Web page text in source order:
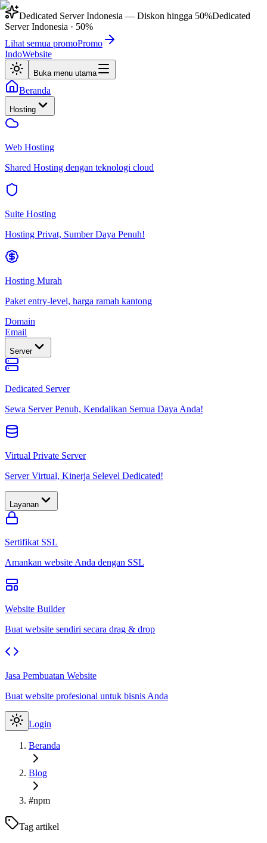
Dedicated Server Indonesia — Diskon hingga 50%Dedicated
Server Indonesia · 50%
Lihat semua promoPromo
IndoWebsite
Buka menu utama
Beranda
Hosting
Web Hosting
Shared Hosting dengan teknologi cloud
Suite Hosting
Hosting Privat, Sumber Daya Penuh!
Hosting Murah
Paket entry-level, harga ramah kantong
Domain
Email
Server
Dedicated Server
Sewa Server Penuh, Kendalikan Semua Daya Anda!
Virtual Private Server
Server Virtual, Kinerja Selevel Dedicated!
Layanan
Sertifikat SSL
Amankan website Anda dengan SSL
Website Builder
Buat website sendiri secara drag & drop
Jasa Pembuatan Website
Buat website profesional untuk bisnis Anda
Login
Beranda
Blog
#npm
Tag artikel